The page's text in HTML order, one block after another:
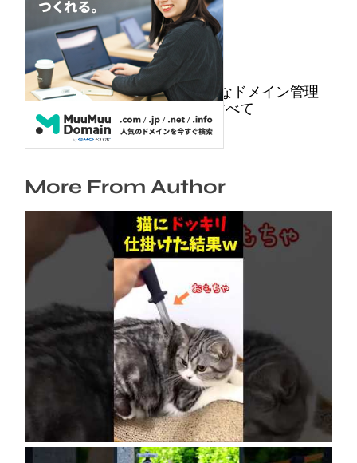
ムームードメイン: 安心・安全なドメイン管理
を手助けするオースコードのすべて
2025年9月28日
More From Author
ネコにドッキリ仕掛けた結果５選 #猫のいる暮
らし #cat #面白集 #ねこ #笑ったら負け
2026年8月6日